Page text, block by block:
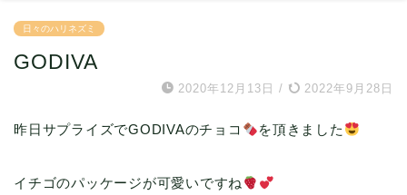
日々のハリネズミ
GODIVA
2020年12月13日 / 2022年9月28日
昨日サプライズでGODIVAのチョコ を頂きました
イチゴのパッケージが可愛いですね